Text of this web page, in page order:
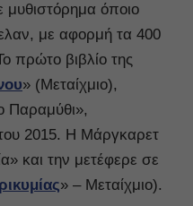
όποιο
με αφορμή τα 400
πρώτο βιβλίο της
» (Μεταίχμιο),
Παραμύθι»,
2015. Η Μάργκαρετ
και την μετέφερε σε
» – Μεταίχμιο).